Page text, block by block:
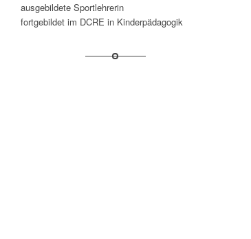
ausgebildete Sportlehrerin
fortgebildet im DCRE in Kinderpädagogik